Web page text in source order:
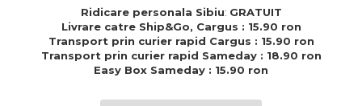
nunti si botezuri
Martisoare
Cadouri personalizate pentru
Cadouri pentru profesori
Ridicare personala Sibiu: GRATUIT
Livrare catre Ship&Go, Cargus : 15.90 ron
Transport prin curier rapid Cargus : 15.90 ron
Transport prin curier rapid Sameday : 18.90 ron
Easy Box Sameday : 15.90 ron